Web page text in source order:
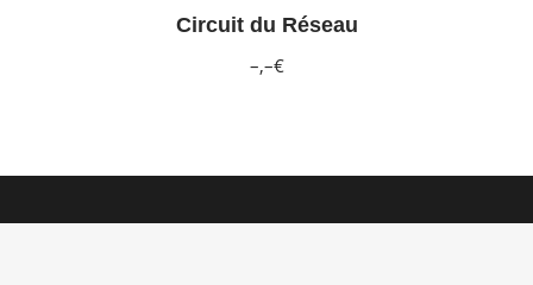
Circuit du Réseau
–,–€